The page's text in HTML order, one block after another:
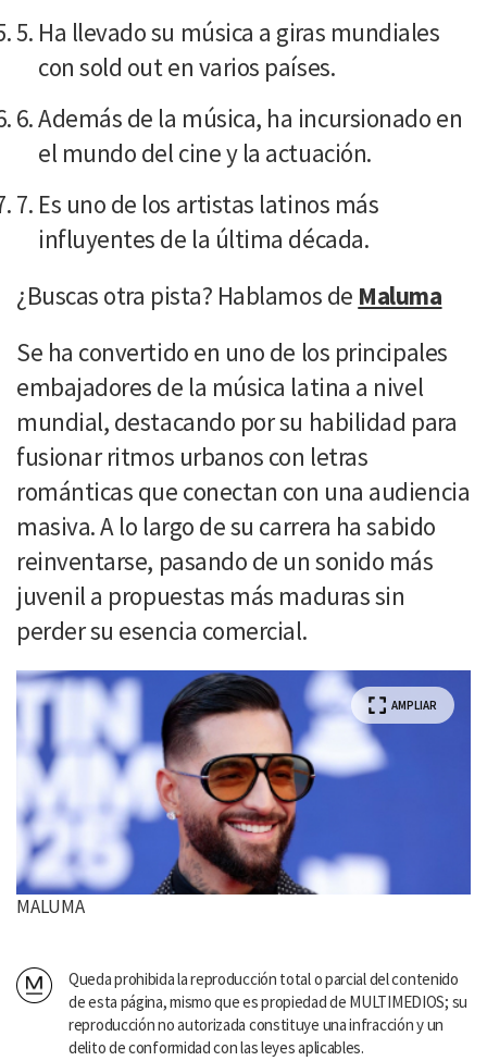
Ha llevado su música a giras mundiales
con sold out en varios países.
Además de la música, ha incursionado en
el mundo del cine y la actuación.
Es uno de los artistas latinos más
influyentes de la última década.
¿Buscas otra pista? Hablamos de Maluma
Se ha convertido en uno de los principales
embajadores de la música latina a nivel
mundial, destacando por su habilidad para
fusionar ritmos urbanos con letras
románticas que conectan con una audiencia
masiva. A lo largo de su carrera ha sabido
reinventarse, pasando de un sonido más
juvenil a propuestas más maduras sin
perder su esencia comercial.
AMPLIAR
MALUMA
Queda prohibida la reproducción total o parcial del contenido
de esta página, mismo que es propiedad de MULTIMEDIOS; su
reproducción no autorizada constituye una infracción y un
delito de conformidad con las leyes aplicables.